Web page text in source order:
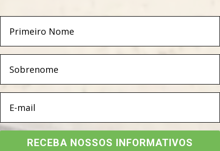
RECEBA NOSSOS INFORMATIVOS